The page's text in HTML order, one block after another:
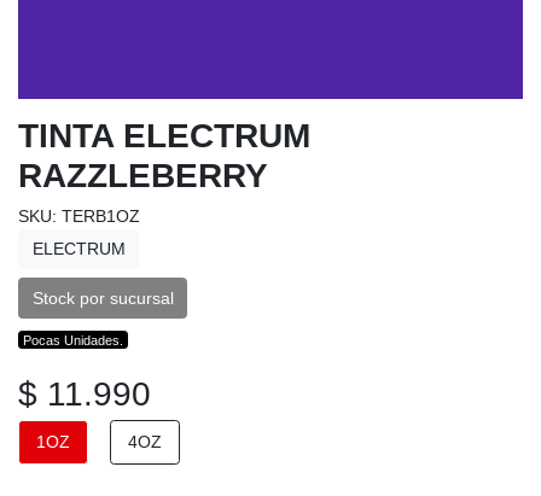
TINTA ELECTRUM
RAZZLEBERRY
SKU: TERB1OZ
ELECTRUM
Stock por sucursal
Pocas Unidades.
$ 11.990
1OZ 4OZ